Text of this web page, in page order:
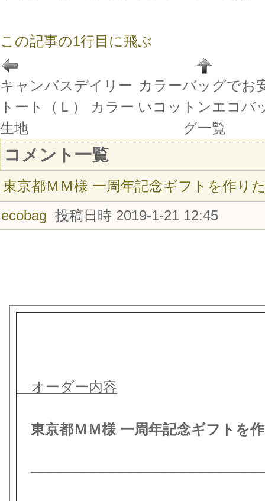
この記事の1行目に飛ぶ
キャンバスデイリー
トート（Ｌ） カラー
生地
カラーバッグでお
いコットンエコバ
グ一覧
コメント一覧
東京都ＭＭ様 一周年記念ギフトを作り
ecobag 投稿日時 2019-1-21 12:45
オーダー内容
東京都ＭＭ様 一周年記念ギフトを